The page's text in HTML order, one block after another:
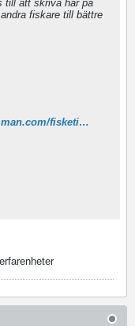
till att skriva här på
fiskare till bättre
http://www.trumman.com/fisketips.htm